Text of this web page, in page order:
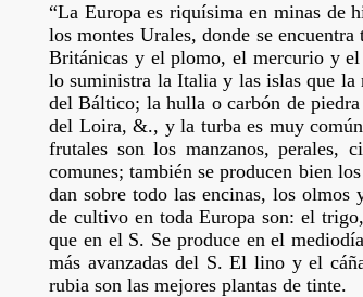
“La Europa es riquísima en minas de
los montes Urales, donde se
Británicas y el plomo, el mercurio y el
lo suministra la Italia y las islas que la
del Báltico; la hulla o carbón de
del Loira, &., y la turba es muy
frutales son los manzanos, perales,
comunes; también se producen bien
dan sobre todo las encinas, los
de cultivo en toda Europa son: el
que en el S. Se produce en el
más avanzadas del S. El lino y el
rubia son las mejores plantas de tinte.